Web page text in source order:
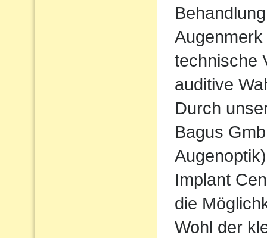
technische
auditive
Durch
Bagus
Implant
die
Wohl der